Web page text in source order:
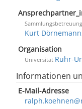
Sammlungsbetreuung
Kurt
Organisation
Universität Ruhr-
Informationen
E-Mail-Adresse